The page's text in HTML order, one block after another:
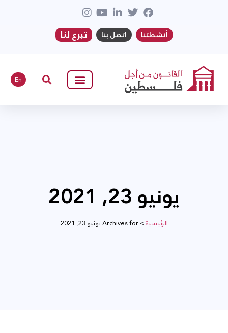
أنشطتنا اتصل بنا تبرع لنا
En
يونيو 23, 2021
الرئيسية>Archives for يونيو 23, 2021